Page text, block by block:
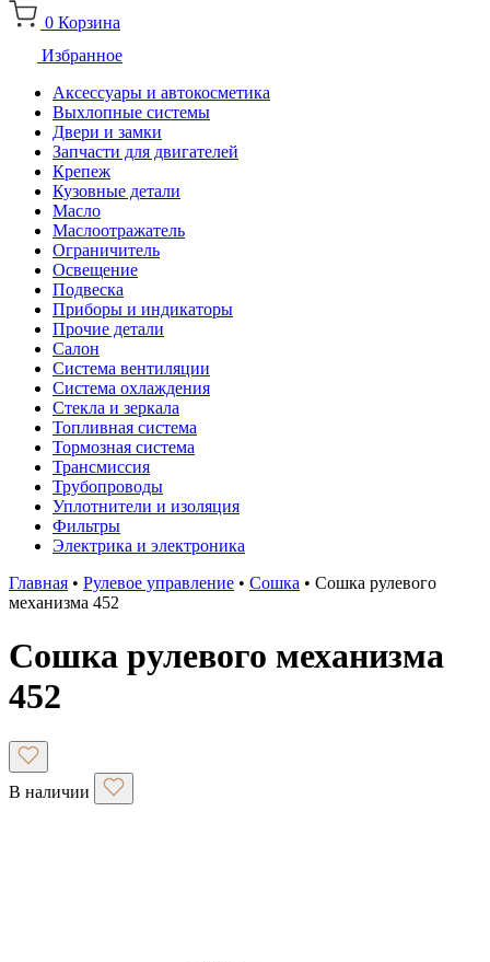
0 Корзина
Избранное
Аксессуары и автокосметика
Выхлопные системы
Двери и замки
Запчасти для двигателей
Крепеж
Кузовные детали
Масло
Маслоотражатель
Ограничитель
Освещение
Подвеска
Приборы и индикаторы
Прочие детали
Салон
Система вентиляции
Система охлаждения
Стекла и зеркала
Топливная система
Тормозная система
Трансмиссия
Трубопроводы
Уплотнители и изоляция
Фильтры
Электрика и электроника
Главная • Рулевое управление • Сошка • Сошка рулевого
механизма 452
Сошка рулевого механизма
452
В наличии